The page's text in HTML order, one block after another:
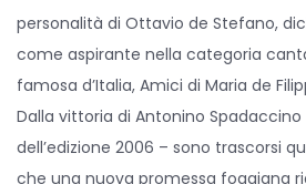
t
e
d
o
n
r
l
e
2
0
personalità di Ottavio de Stefano,
come aspirante nella categoria
famosa d’Italia, Amici di Maria de
Dalla vittoria di Antonino
dell’edizione 2006 – sono trascorsi
che una nuova promessa foggiana